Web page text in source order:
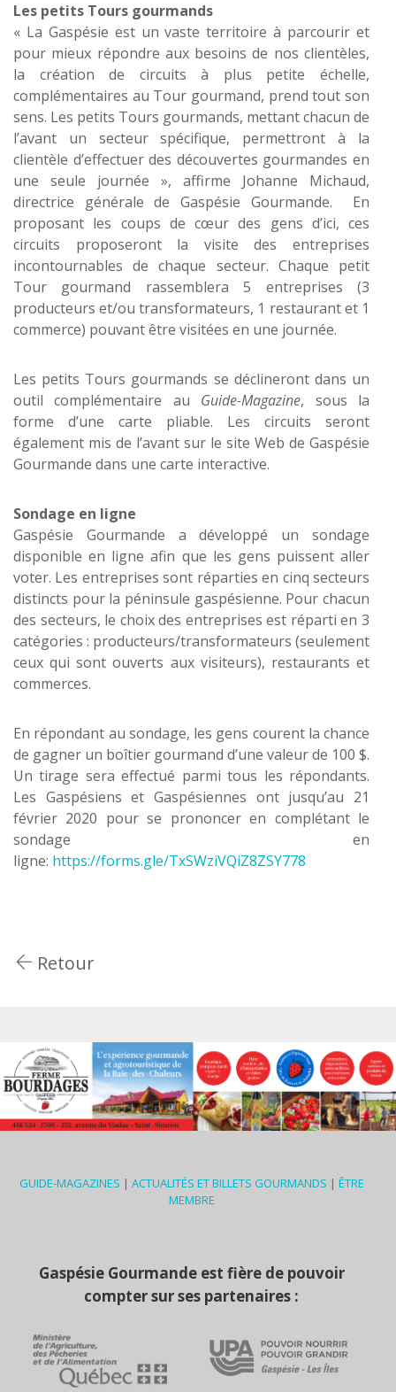
Les petits Tours gourmands
« La Gaspésie est un vaste territoire à parcourir et
pour mieux répondre aux besoins de nos clientèles,
la création de circuits à plus petite échelle,
complémentaires au Tour gourmand, prend tout son
sens. Les petits Tours gourmands, mettant chacun de
l’avant un secteur spécifique, permettront à la
clientèle d’effectuer des découvertes gourmandes en
une seule journée », affirme Johanne Michaud,
directrice générale de Gaspésie Gourmande. En
proposant les coups de cœur des gens d’ici, ces
circuits proposeront la visite des entreprises
incontournables de chaque secteur. Chaque petit
Tour gourmand rassemblera 5 entreprises (3
producteurs et/ou transformateurs, 1 restaurant et 1
commerce) pouvant être visitées en une journée.
Les petits Tours gourmands se déclineront dans un
outil complémentaire au Guide-Magazine, sous la
forme d’une carte pliable. Les circuits seront
également mis de l’avant sur le site Web de Gaspésie
Gourmande dans une carte interactive.
Sondage en ligne
Gaspésie Gourmande a développé un sondage
disponible en ligne afin que les gens puissent aller
voter. Les entreprises sont réparties en cinq secteurs
distincts pour la péninsule gaspésienne. Pour chacun
des secteurs, le choix des entreprises est réparti en 3
catégories : producteurs/transformateurs (seulement
ceux qui sont ouverts aux visiteurs), restaurants et
commerces.
En répondant au sondage, les gens courent la chance
de gagner un boîtier gourmand d’une valeur de 100 $.
Un tirage sera effectué parmi tous les répondants.
Les Gaspésiens et Gaspésiennes ont jusqu’au 21
février 2020 pour se prononcer en complétant le
sondage en
ligne: https://forms.gle/TxSWziVQiZ8ZSY778
Retour
GUIDE-MAGAZINES | ACTUALITÉS ET BILLETS GOURMANDS | ÊTRE
MEMBRE
Gaspésie Gourmande est fière de pouvoir
compter sur ses partenaires :